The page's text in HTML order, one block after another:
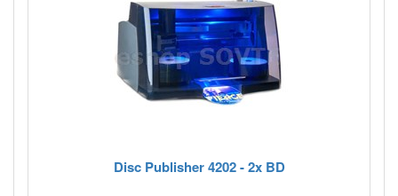
Disc Publisher 4202 - 2x BD